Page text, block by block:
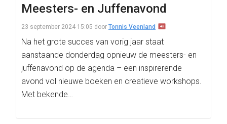
Meesters- en Juffenavond
23 september 2024 15:05 door Tonnis Veenland
Na het grote succes van vorig jaar staat
aanstaande donderdag opnieuw de meesters- en
juffenavond op de agenda – een inspirerende
avond vol nieuwe boeken en creatieve workshops.
Met bekende…